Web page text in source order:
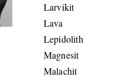
Larvikit
Lava
Lepidolith
Magnesit
Malachit